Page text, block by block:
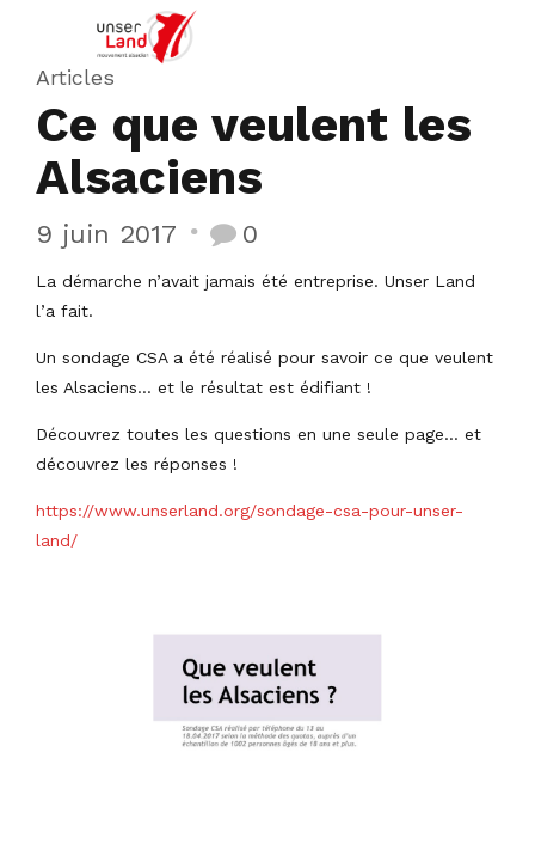
Articles
Ce que veulent les
Alsaciens
9 juin 2017 0
La démarche n’avait jamais été entreprise. Unser Land
l’a fait.
Un sondage CSA a été réalisé pour savoir ce que veulent
les Alsaciens… et le résultat est édifiant !
Découvrez toutes les questions en une seule page… et
découvrez les réponses !
https://www.unserland.org/sondage-csa-pour-unser-
land/